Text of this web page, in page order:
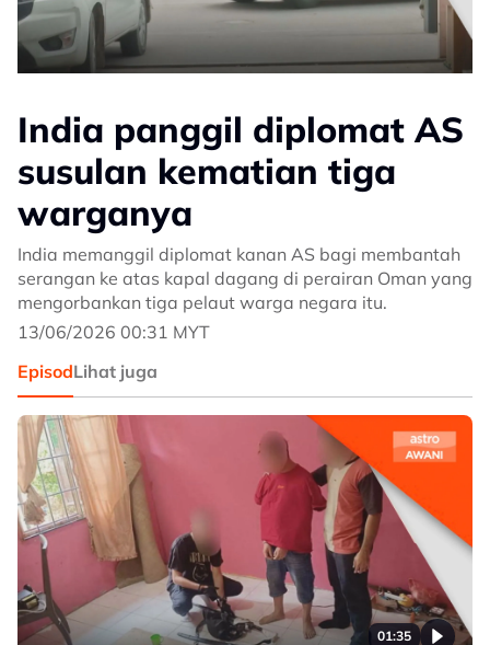
India panggil diplomat AS
susulan kematian tiga
warganya
India memanggil diplomat kanan AS bagi membantah
serangan ke atas kapal dagang di perairan Oman yang
mengorbankan tiga pelaut warga negara itu.
13/06/2026 00:31 MYT
EpisodLihat juga
01:35